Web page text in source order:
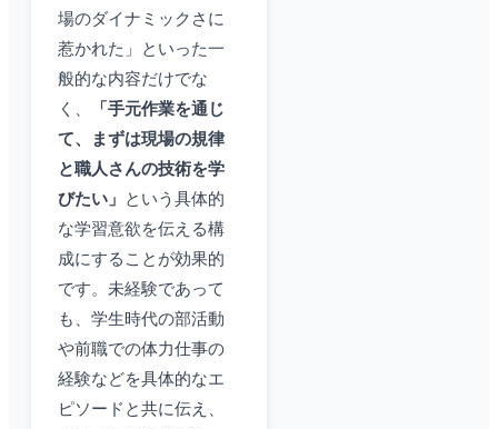
場のダイナミックさに
惹かれた」といった一
般的な内容だけでな
く、
「手元作業を通じ
て、まずは現場の規律
と職人さんの技術を学
びたい」
という具体的
な学習意欲を伝える構
成にすることが効果的
です。未経験であって
も、学生時代の部活動
や前職での体力仕事の
経験などを具体的なエ
ピソードと共に伝え、